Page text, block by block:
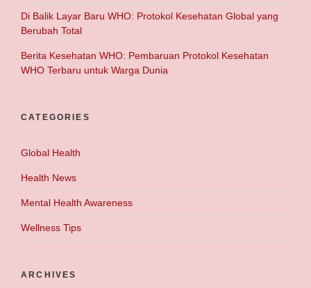
Di Balik Layar Baru WHO: Protokol Kesehatan Global yang
Berubah Total
Berita Kesehatan WHO: Pembaruan Protokol Kesehatan
WHO Terbaru untuk Warga Dunia
CATEGORIES
Global Health
Health News
Mental Health Awareness
Wellness Tips
ARCHIVES